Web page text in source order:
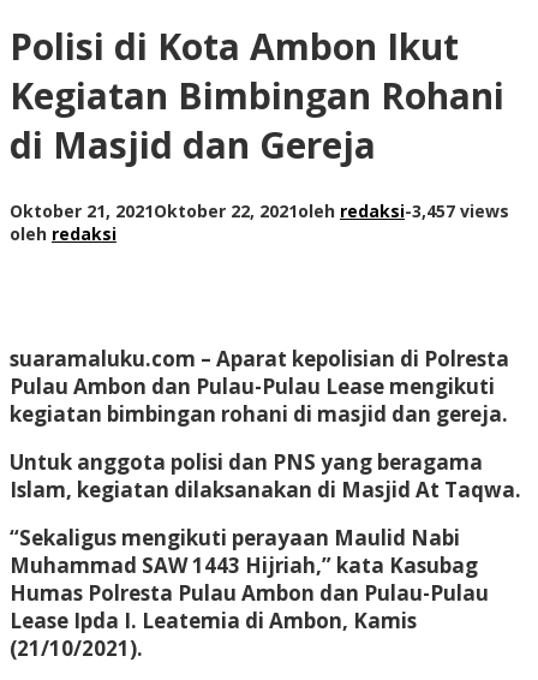
Polisi di Kota Ambon Ikut
Kegiatan Bimbingan Rohani
di Masjid dan Gereja
Oktober 21, 2021Oktober 22, 2021oleh redaksi-3,457 views
oleh redaksi
suaramaluku.com – Aparat kepolisian di Polresta
Pulau Ambon dan Pulau-Pulau Lease mengikuti
kegiatan bimbingan rohani di masjid dan gereja.
Untuk anggota polisi dan PNS yang beragama
Islam, kegiatan dilaksanakan di Masjid At Taqwa.
“Sekaligus mengikuti perayaan Maulid Nabi
Muhammad SAW 1443 Hijriah,” kata Kasubag
Humas Polresta Pulau Ambon dan Pulau-Pulau
Lease Ipda I. Leatemia di Ambon, Kamis
(21/10/2021).